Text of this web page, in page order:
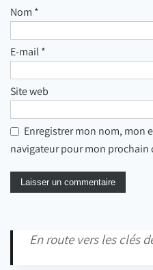
Nom *
E-mail*
Site web
Enregistrer mon nom, mon
navigateur pour mon prochain
En route vers les clés